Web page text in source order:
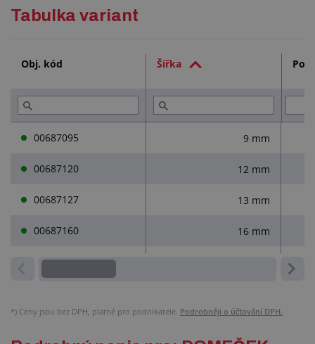
Tabulka variant
Obj. kód Šířka
00687095 9 mm
00687120 12 mm
00687127 13 mm
00687160 16 mm
*) Ceny jsou bez DPH, platné pro podnikatele. Podrobněji o účtování DPH.